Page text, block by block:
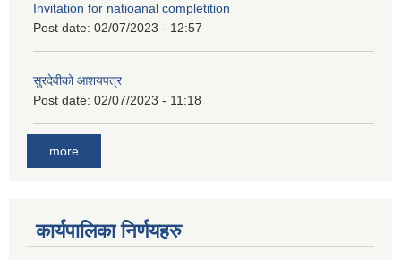
Invitation for natioanal completition
Post date: 02/07/2023 - 12:57
सुरदेवीको आशयपत्र
Post date: 02/07/2023 - 11:18
more
कार्यपालिका निर्णयहरु